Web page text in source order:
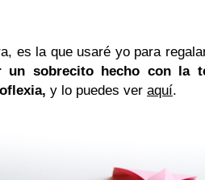
es la que usaré yo para
un sobrecito hecho con la
y lo puedes ver aquí.